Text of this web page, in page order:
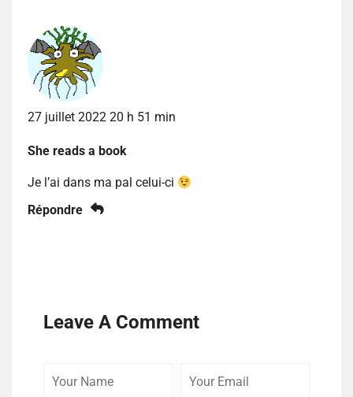
27 juillet 2022 20 h 51 min
She reads a book
Je l’ai dans ma pal celui-ci
Répondre
Leave A Comment